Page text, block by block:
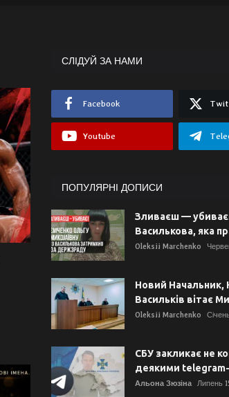
СЛІДУЙ ЗА НАМИ
Facebook
Youtube
ПОПУЛЯРНІ ДОПИСИ
Зливаєш —
Василькова, яка
Oleksii Marchenko
Новий Начальник,
Васильків вітає
Oleksii Marchenko
СБУ закликає не
деякими
Альона Зюзіна Липень